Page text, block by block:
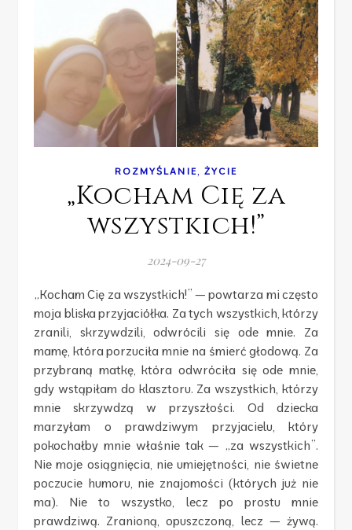
ROZMYŚLANIE, ŻYCIE
„Kocham Cię za
wszystkich!”
2024-09-27
„Kocham Cię za wszystkich!” — powtarza mi często
moja bliska przyjaciółka. Za tych wszystkich, którzy
zranili, skrzywdzili, odwrócili się ode mnie. Za
mamę, która porzuciła mnie na śmierć głodową. Za
przybraną matkę, która odwróciła się ode mnie,
gdy wstąpiłam do klasztoru. Za wszystkich, którzy
mnie skrzywdzą w przyszłości. Od dziecka
marzyłam o prawdziwym przyjacielu, który
pokochałby mnie właśnie tak — „za wszystkich”.
Nie moje osiągnięcia, nie umiejętności, nie świetne
poczucie humoru, nie znajomości (których już nie
ma). Nie to wszystko, lecz po prostu mnie
prawdziwą. Zranioną, opuszczoną, lecz — żywą.